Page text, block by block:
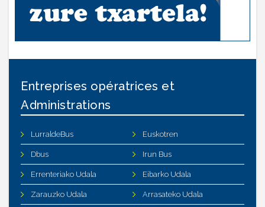
Entreprises opératrices et
Administrations
LurraldeBus Euskotren
Dbus Irun Bus
Errenteriako Udala Eibarko Udala
Zarauzko Udala Arrasateko Udala